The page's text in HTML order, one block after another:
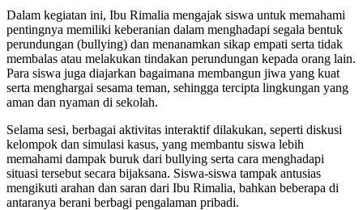
Dalam kegiatan ini, Ibu Rimalia mengajak siswa untuk memahami
pentingnya memiliki keberanian dalam menghadapi segala bentuk
perundungan (bullying) dan menanamkan sikap empati serta tidak
membalas atau melakukan tindakan perundungan kepada orang lain.
Para siswa juga diajarkan bagaimana membangun jiwa yang kuat
serta menghargai sesama teman, sehingga tercipta lingkungan yang
aman dan nyaman di sekolah.
Selama sesi, berbagai aktivitas interaktif dilakukan, seperti diskusi
kelompok dan simulasi kasus, yang membantu siswa lebih
memahami dampak buruk dari bullying serta cara menghadapi
situasi tersebut secara bijaksana. Siswa-siswa tampak antusias
mengikuti arahan dan saran dari Ibu Rimalia, bahkan beberapa di
antaranya berani berbagi pengalaman pribadi.